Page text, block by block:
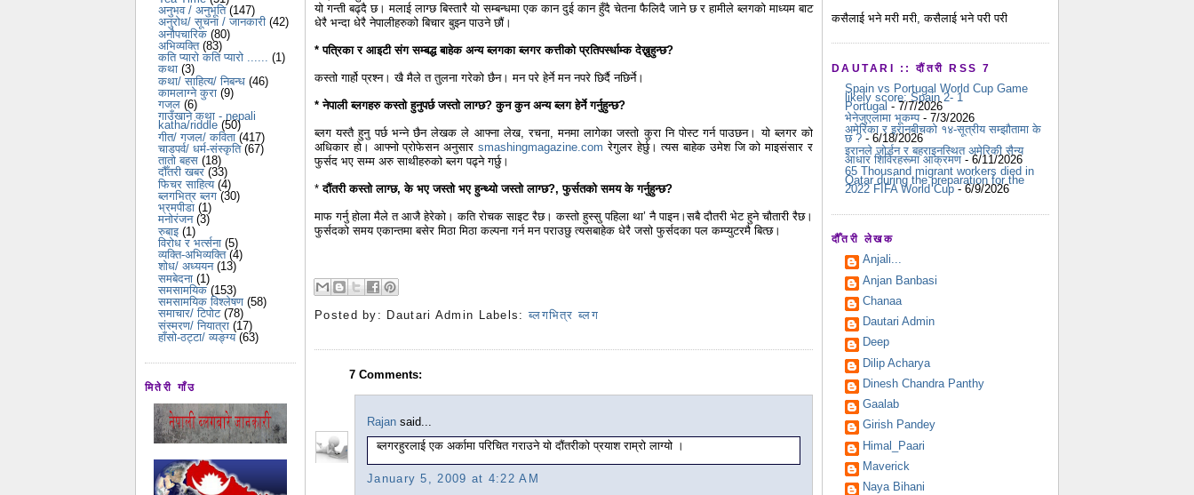
अनुभव / अनुभूति (147)
अनुरोध/ सूचना / जानकारी (42)
अनौपचारिक (80)
अभिव्यक्ति (83)
कति प्यारो कति प्यारो ...... (1)
कथा (3)
कथा/ साहित्य/ निबन्ध (46)
कामलाग्ने कुरा (9)
गजल (6)
गाउँखाने कथा - nepali
katha/riddle (50)
गीत/ गजल/ कविता (417)
चाडपर्व/ धर्म-संस्कृति (67)
तातो बहस (18)
दौँतरी खबर (33)
फिचर साहित्य (4)
ब्लगभित्र ब्लग (30)
भ्रमपीडा (1)
मनोरंजन (3)
रुबाइ (1)
विरोध र भर्त्सना (5)
व्यक्ति-अभिव्यक्ति (4)
शोध/ अध्ययन (13)
समबेदना (1)
समसामयिक (153)
समसामयिक विश्लेषण (58)
समाचार/ टिपोट (78)
संस्मरण/ नियात्रा (17)
हाँसो-ठट्टा/ व्यङ्ग्य (63)
मितेरी गाँउ
यो गन्ती बढ्दै छ। मलाई लाग्छ बिस्तारै यो सम्बन्धमा एक कान दुई कान हुँदै चेतना फैलिदै जाने छ र हामीले ब्लगको माध्यम बाट
धेरै भन्दा धेरै नेपालीहरुको बिचार बुझ्न पाउने छौं।
* पत्रिका र आइटी संग सम्बद्ध बाहेक अन्य ब्लगका ब्लगर कत्तीको प्रतिपर्स्धाम्क देख्नुहुन्छ?
कस्तो गार्हो प्रश्न। खै मैले त तुलना गरेको छैन। मन परे हेर्ने मन नपरे छिर्दै नछिर्ने।
* नेपाली ब्लगहरु कस्तो हुनुपर्छ जस्तो लाग्छ? कुन कुन अन्य ब्लग हेर्ने गर्नुहुन्छ?
ब्लग यस्तै हुनु पर्छ भन्ने छैन लेखक ले आफ्ना लेख, रचना, मनमा लागेका जस्तो कुरा नि पोस्ट गर्न पाउछन। यो ब्लगर को
अधिकार हो। आफ्नो प्रोफेसन अनुसार smashingmagazine.com रेगुलर हेर्छु। त्यस बाहेक उमेश जि को माइसंसार र
फुर्सद भए सम्म अरु साथीहरुको ब्लग पढ्ने गर्छु।
* दौंतरी कस्तो लाग्छ, के भए जस्तो भए हुन्थ्यो जस्तो लाग्छ?, फुर्सतको समय के गर्नुहुन्छ?
माफ गर्नु होला मैले त आजै हेरेको। कति रोचक साइट रैछ। कस्तो हुस्सु पहिला था’ नै पाइन।सबै दौतरी भेट हुने चौतारी रैछ।
फुर्सदको समय एकान्तमा बसेर मिठा मिठा कल्पना गर्न मन पराउछु त्यसबाहेक धेरै जसो फुर्सदका पल कम्प्युटरमै बित्छ।
Posted by: Dautari Admin Labels:ब्लगभित्र ब्लग
7 Comments:
Rajan said...
ब्लगरहुरलाई एक अर्कामा परिचित गराउने यो दौंतरीको प्रयाश राम्रो लाग्यो ।
January 5, 2009 at 4:22 AM
कसैलाई भने मरी मरी, कसैलाई भने परी परी
DAUTARI :: दौंतरी RSS 7
Spain vs Portugal World Cup Game
likely score: Spain 2- 1
Portugal - 7/7/2026
भेनेजुएलामा भूकम्प- 7/3/2026
अमेरिका र इरानबीचको १४-सूत्रीय सम्झौतामा के
छ ? - 6/18/2026
इरानले जोर्डन र बहराइनस्थित अमेरिकी सैन्य
आधार शिविरहरूमा आक्रमण- 6/11/2026
65 Thousand migrant workers died in
Qatar during the preparation for the
2022 FIFA World Cup - 6/9/2026
दौँतरी लेखक
Anjali...
Anjan Banbasi
Chanaa
Dautari Admin
Deep
Dilip Acharya
Dinesh Chandra Panthy
Gaalab
Girish Pandey
Himal_Paari
Maverick
Naya Bihani